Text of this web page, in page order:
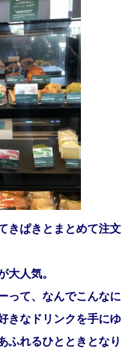
きぱきとまとめて注文
大人気。
って、なんでこんなに
きなドリンクを手にゆ
ふれるひとときとなり